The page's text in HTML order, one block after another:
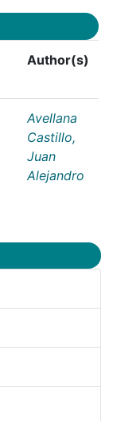
Author(s)
Avellana
Castillo,
Juan
Alejandro